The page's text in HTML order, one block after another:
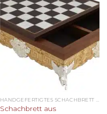
HANDGEFERTIGTES SCHACHBRETT AUS HOLZ
Schachbrett aus